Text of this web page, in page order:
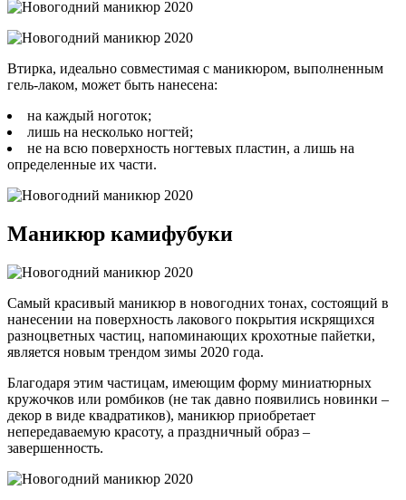
Втирка, идеально совместимая с маникюром, выполненным
гель-лаком, может быть нанесена:
на каждый ноготок;
лишь на несколько ногтей;
не на всю поверхность ногтевых пластин, а лишь на
определенные их части.
Маникюр камифубуки
Самый красивый маникюр в новогодних тонах, состоящий в
нанесении на поверхность лакового покрытия искрящихся
разноцветных частиц, напоминающих крохотные пайетки,
является новым трендом зимы 2020 года.
Благодаря этим частицам, имеющим форму миниатюрных
кружочков или ромбиков (не так давно появились новинки –
декор в виде квадратиков), маникюр приобретает
непередаваемую красоту, а праздничный образ –
завершенность.